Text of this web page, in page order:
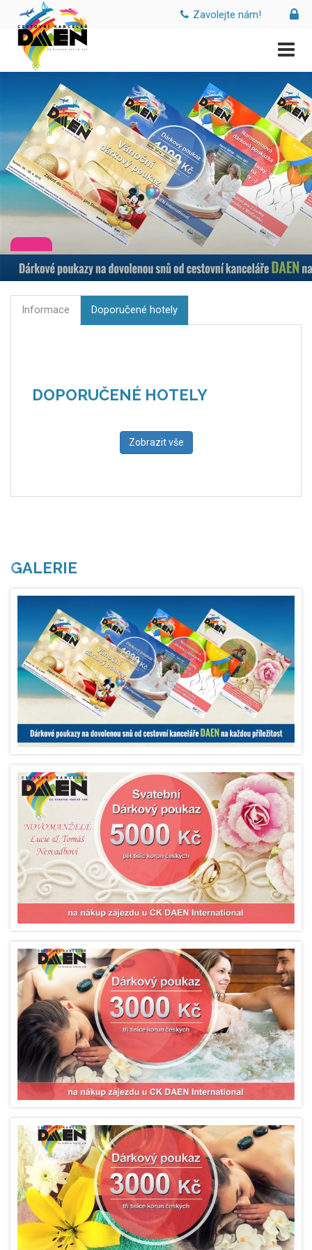
Zavolejte nám!
Informace Doporučené hotely
DOPORUČENÉ HOTELY
Zobrazit vše
GALERIE